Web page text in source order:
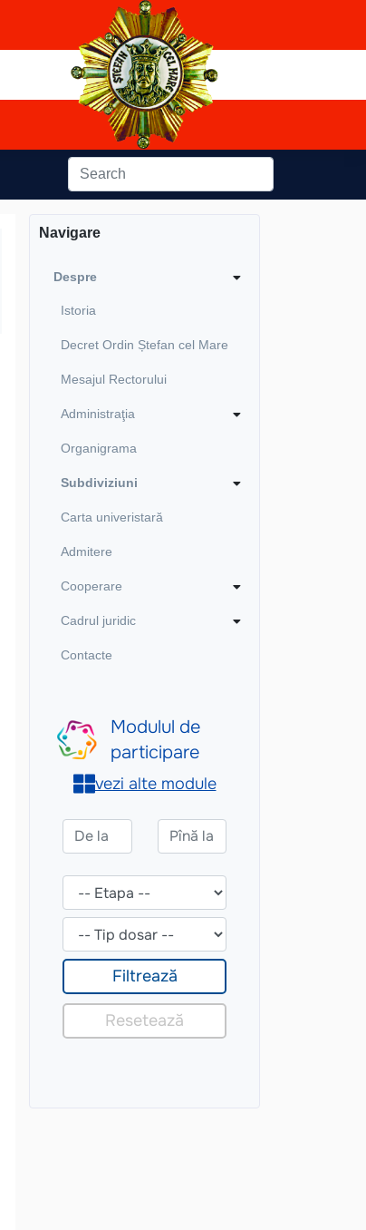
Navigare
Despre
Istoria
Decret Ordin Ștefan cel Mare
Mesajul Rectorului
Administraţia
Organigrama
Subdiviziuni
Carta univeristară
Admitere
Cooperare
Cadrul juridic
Contacte